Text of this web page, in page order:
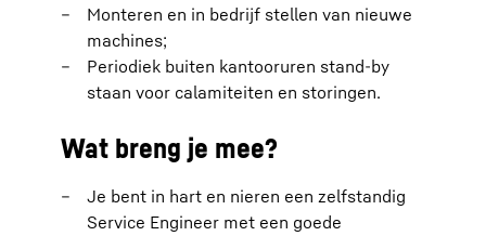
Monteren en in bedrijf stellen van nieuwe
machines;
Periodiek buiten kantooruren stand-by
staan voor calamiteiten en storingen.
Wat breng je mee?
Je bent in hart en nieren een zelfstandig
Service Engineer met een goede